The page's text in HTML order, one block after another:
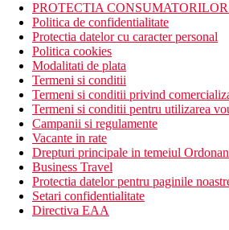
PROTECTIA CONSUMATORILOR
Politica de confidentialitate
Protectia datelor cu caracter personal
Politica cookies
Modalitati de plata
Termeni si conditii
Termeni si conditii privind
Termeni si conditii pentru utilizarea
Campanii si regulamente
Vacante in rate
Drepturi principale in temeiul
Business Travel
Protectia datelor pentru paginile
Setari confidentialitate
Directiva EAA